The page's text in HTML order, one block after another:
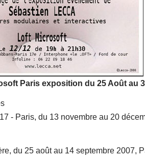
Paris exposition du 25 Août au
- Paris, du 13 novembre au 20
du 25 août au 14 septembre 2007,